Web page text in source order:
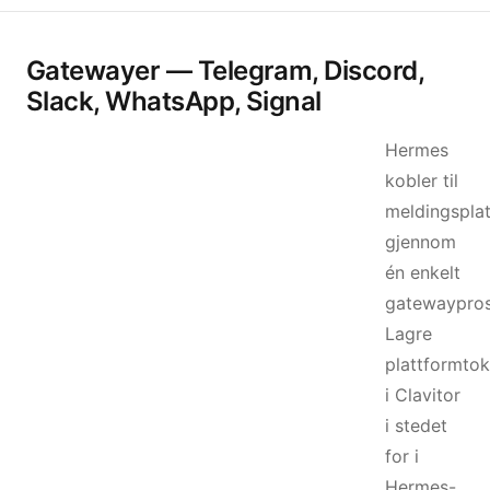
Gatewayer — Telegram, Discord,
Slack, WhatsApp, Signal
Hermes
kobler til
gjennom
én enkelt
Lagre
i Clavitor
i stedet
for i